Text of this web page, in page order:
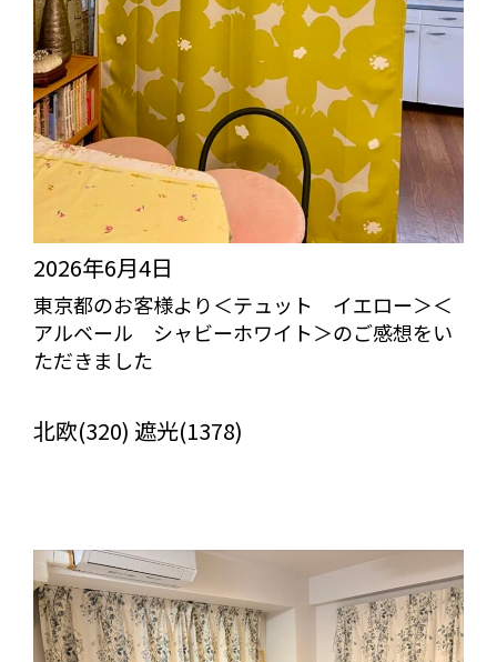
2026年6月4日
東京都のお客様より＜テュット イエロー＞＜
アルベール シャビーホワイト＞のご感想をい
ただきました
北欧(320) 遮光(1378)